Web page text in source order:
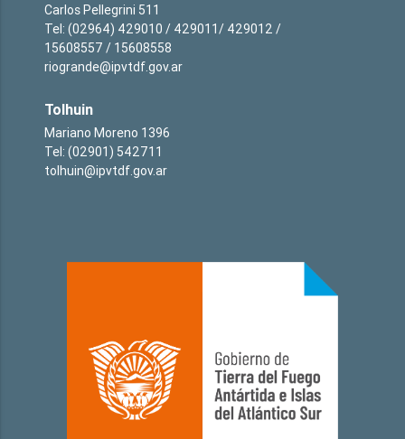
Carlos Pellegrini 511
Tel: (02964) 429010 / 429011/ 429012 /
15608557 / 15608558
riogrande@ipvtdf.gov.ar
Tolhuin
Mariano Moreno 1396
Tel: (02901) 542711
tolhuin@ipvtdf.gov.ar